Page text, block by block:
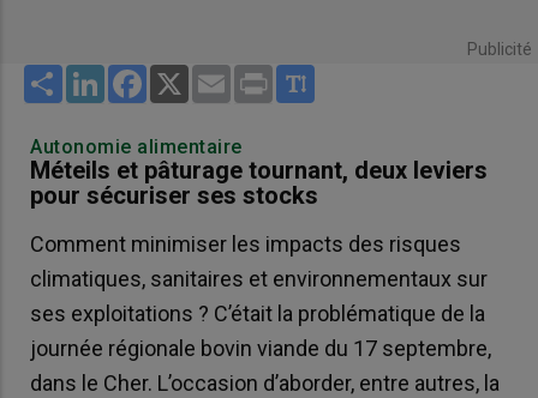
Publicité
Share LinkedInFacebook
X Email Print
Autonomie alimentaire
Méteils et pâturage tournant, deux leviers
pour sécuriser ses stocks
Comment minimiser les impacts des risques
climatiques, sanitaires et environnementaux sur
ses exploitations ? C’était la problématique de la
journée régionale bovin viande du 17 septembre,
dans le Cher. L’occasion d’aborder, entre autres, la